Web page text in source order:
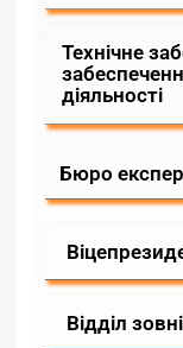
Технічне
діяльності
Бюро
Відділ